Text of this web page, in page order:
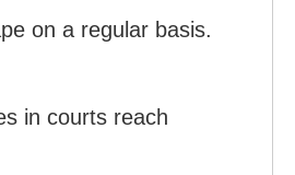
on a regular basis.
in courts reach